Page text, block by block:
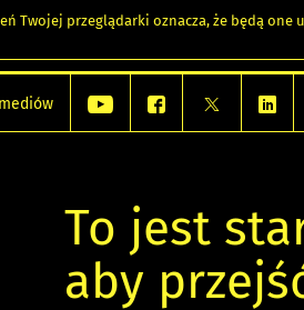
Twojej przeglądarki oznacza, że będą
To jest
aby